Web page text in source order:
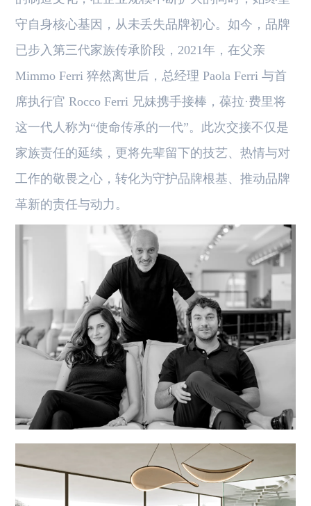
守自身核心基因，从未丢失品牌初心。如今，品牌
已步入第三代家族传承阶段，2021年，在父亲
Mimmo Ferri 猝然离世后，总经理 Paola Ferri 与首
席执行官 Rocco Ferri 兄妹携手接棒，葆拉·费里将
这一代人称为“使命传承的一代”。此次交接不仅是
家族责任的延续，更将先辈留下的技艺、热情与对
工作的敬畏之心，转化为守护品牌根基、推动品牌
革新的责任与动力。